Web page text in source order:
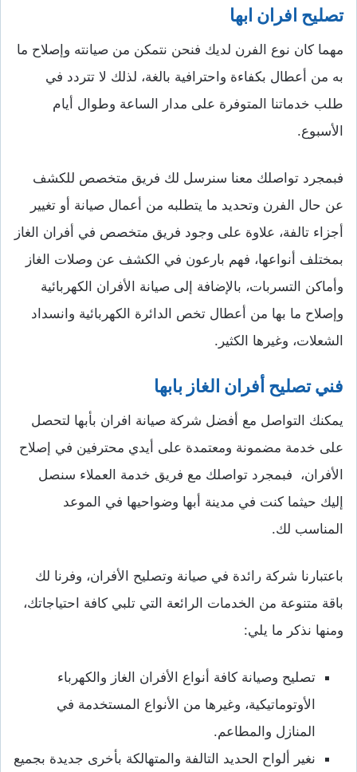
تصليح افران ابها
مهما كان نوع الفرن لديك فنحن نتمكن من صيانته وإصلاح ما
به من أعطال بكفاءة واحترافية بالغة، لذلك لا تتردد في
طلب خدماتنا المتوفرة على مدار الساعة وطوال أيام
الأسبوع.
فبمجرد تواصلك معنا سنرسل لك فريق متخصص للكشف
عن حال الفرن وتحديد ما يتطلبه من أعمال صيانة أو تغيير
أجزاء تالفة، علاوة على وجود فريق متخصص في أفران الغاز
بمختلف أنواعها، فهم بارعون في الكشف عن وصلات الغاز
وأماكن التسربات، بالإضافة إلى صيانة الأفران الكهربائية
وإصلاح ما بها من أعطال تخص الدائرة الكهربائية وانسداد
الشعلات، وغيرها الكثير.
فني تصليح أفران الغاز بابها
يمكنك التواصل مع أفضل شركة صيانة افران بأبها لتحصل
على خدمة مضمونة ومعتمدة على أيدي محترفين في إصلاح
الأفران، فبمجرد تواصلك مع فريق خدمة العملاء سنصل
إليك حيثما كنت في مدينة أبها وضواحيها في الموعد
المناسب لك.
باعتبارنا شركة رائدة في صيانة وتصليح الأفران، وفرنا لك
باقة متنوعة من الخدمات الرائعة التي تلبي كافة احتياجاتك،
ومنها نذكر ما يلي:
تصليح وصيانة كافة أنواع الأفران الغاز والكهرباء
الأوتوماتيكية، وغيرها من الأنواع المستخدمة في
المنازل والمطاعم.
نغير ألواح الحديد التالفة والمتهالكة بأخرى جديدة بجميع